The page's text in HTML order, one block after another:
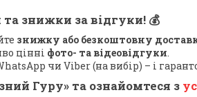
знижки за відгуки! 💰
знижку або безкоштовну
цінні фото- та відеовідгуки.
чи Viber (на вибір) – і
Гуру» та ознайомтеся з